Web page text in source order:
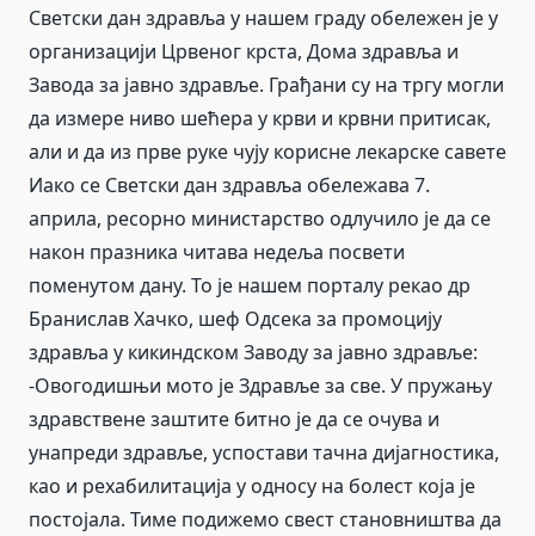
Светски дан здравља у нашем граду обележен је у
организацији Црвеног крста, Дома здравља и
Завода за јавно здравље. Грађани су на тргу могли
да измере ниво шећера у крви и крвни притисак,
али и да из прве руке чују корисне лекарске савете
Иако се Светски дан здравља обележава 7.
априла, ресорно министарство одлучило је да се
након празника читава недеља посвети
поменутом дану. То је нашем порталу рекао др
Бранислав Хачко, шеф Одсека за промоцију
здравља у кикиндском Заводу за јавно здравље:
-Овогодишњи мото је Здравље за све. У пружању
здравствене заштите битно је да се очува и
унапреди здравље, успостави тачна дијагностика,
као и рехабилитација у односу на болест која је
постојала. Тиме подижемо свест становништва да